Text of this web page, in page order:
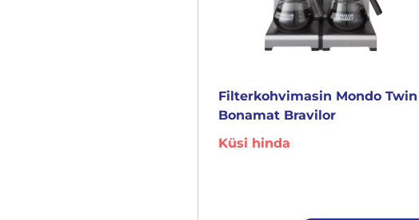
Filterkohvimasin Mondo Twin
Bonamat Bravilor
Küsi hinda